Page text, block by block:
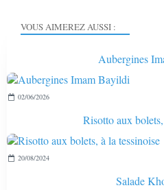
VOUS AIMEREZ AUSSI :
Aubergines
02/06/2026
Risotto aux
20/08/2024
Salade